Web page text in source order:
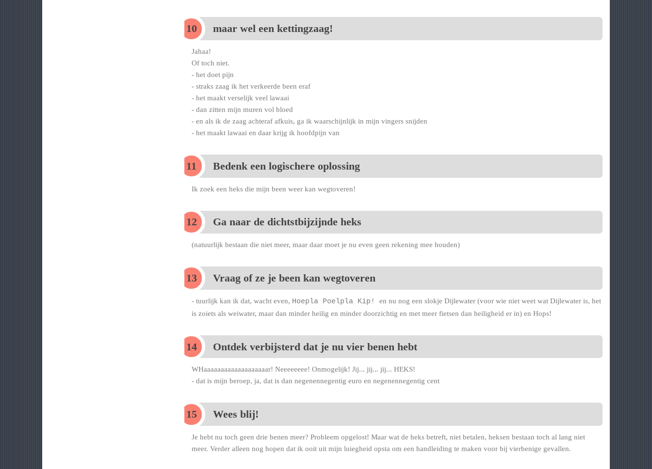
maar wel een kettingzaag!
Jahaa!
Of toch niet.
- het doet pijn
- straks zaag ik het verkeerde been eraf
- het maakt verselijk veel lawaai
- dan zitten mijn muren vol bloed
- en als ik de zaag achteraf afkuis, ga ik waarschijnlijk in mijn vingers snijden
- het maakt lawaai en daar krijg ik hoofdpijn van
Bedenk een logischere oplossing
Ik zoek een heks die mijn been weer kan wegtoveren!
Ga naar de dichtstbijzijnde heks
(natuurlijk bestaan die niet meer, maar daar moet je nu even geen rekening mee houden)
Vraag of ze je been kan wegtoveren
- tuurlijk kan ik dat, wacht even, Hoepla Poelpla Kip! en nu nog een slokje Dijlewater (voor wie niet weet wat Dijlewater is, het
is zoiets als weiwater, maar dan minder heilig en minder doorzichtig en met meer fietsen dan heiligheid er in) en Hops!
Ontdek verbijsterd dat je nu vier benen hebt
WHaaaaaaaaaaaaaaaaaaar! Neeeeeeee! Onmogelijk! Jij... jij... jij... HEKS!
- dat is mijn beroep, ja, dat is dan negenennegentig euro en negenennegentig cent
Wees blij!
Je hebt nu toch geen drie benen meer? Probleem opgelost! Maar wat de heks betreft, niet betalen, heksen bestaan toch al lang niet
meer. Verder alleen nog hopen dat ik ooit uit mijn luiegheid opsta om een handleiding te maken voor bij vierbenige gevallen.